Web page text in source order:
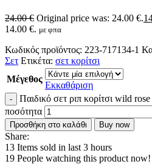
24.00€ Original price was: 24.00 €.
14.00 €. με φπα
Κωδικός προϊόντος: 223-717134-1
Σετ Ετικέτα: σετ κορίτσι
Μέγεθος
Εκκαθάριση
Παιδικό σετ ριπ κορίτσι wild
ποσότητα
Προσθήκη στο καλάθι Buy now
Share:
13 Items sold in last 3 hours
19 People watching this product now!